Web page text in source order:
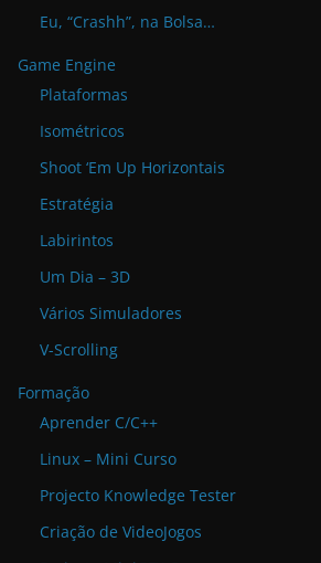
Eu, “Crashh”, na Bolsa…
Game Engine
Plataformas
Isométricos
Shoot ‘Em Up Horizontais
Estratégia
Labirintos
Um Dia – 3D
Vários Simuladores
V-Scrolling
Formação
Aprender C/C++
Linux – Mini Curso
Projecto Knowledge Tester
Criação de VideoJogos